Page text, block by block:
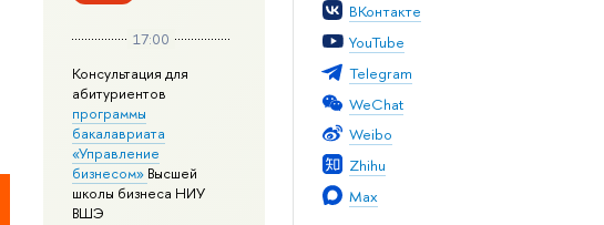
ВКонтакте
YouTube
Telegram
WeChat
Weibo
Zhihu
Max
17:00
Консультация для
абитуриентов
программы
бакалавриата
«Управление
бизнесом» Высшей
школы бизнеса НИУ
ВШЭ